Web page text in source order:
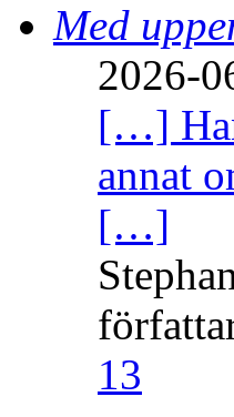
Med
2026-
[…]
annat
[…]
13